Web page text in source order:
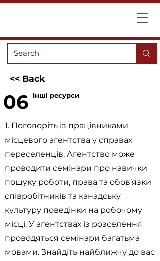
<< Back
06 Інші ресурси
1. Поговоріть із працівниками
місцевого агентства у справах
переселенців. Агентство може
проводити семінари про навички
пошуку роботи, права та обов’язки
співробітників та канадську
культуру поведінки на робочому
місці. У агентствах із розселення
проводяться семінари багатьма
мовами. Знайдіть найближчу до вас